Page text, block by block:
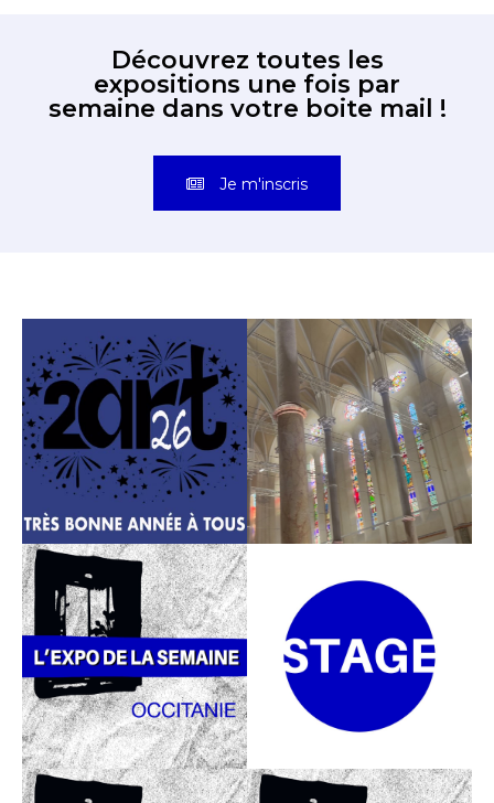
Découvrez toutes les
expositions une fois par
semaine dans votre boite mail !
Je m'inscris